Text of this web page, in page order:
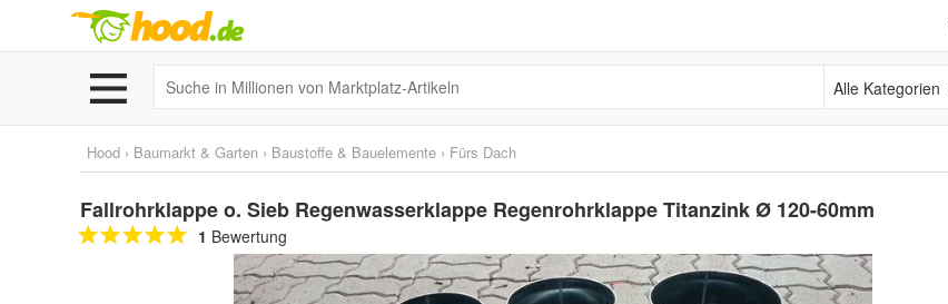
Alle Kategorien
Hood › Baumarkt & Garten › Baustoffe & Bauelemente › Fürs Dach
Fallrohrklappe o. Sieb Regenwasserklappe Regenrohrklappe Titanzink Ø 120-60mm
1 Bewertung